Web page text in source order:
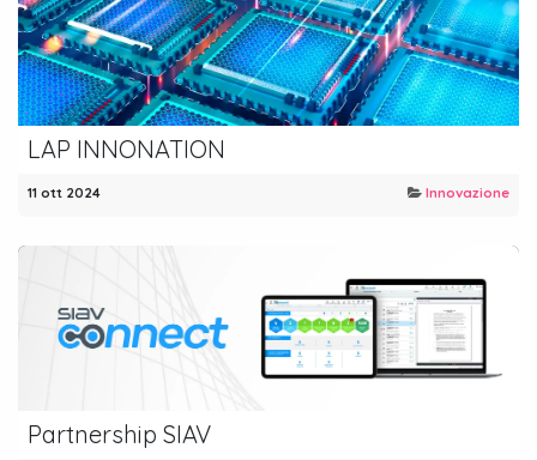
LAP INNONATION
11 ott 2024 Innovazione
Partnership SIAV